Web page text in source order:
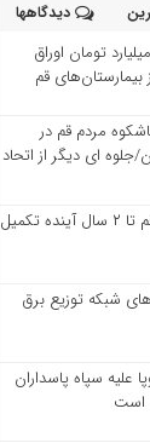
دیدگاهها
تامین اعتبار ۳۸۰ میلیارد تومان اوراق
بیمارستان‌های قم
مردم قم در
۲۲ بهمن/جلوه ای دیگر از اتحاد
استاندار: فرودگاه قم تا ۲ سال آینده تکمیل
شبکه توزیع برق
علیه سپاه پاسداران
است